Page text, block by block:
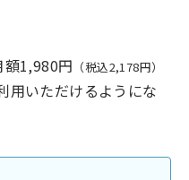
額1,980円 （税込2,178円）
用いただけるようにな